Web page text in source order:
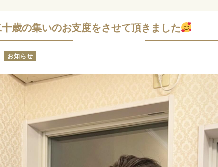
十歳の集いのお支度をさせて頂きました
お知らせ